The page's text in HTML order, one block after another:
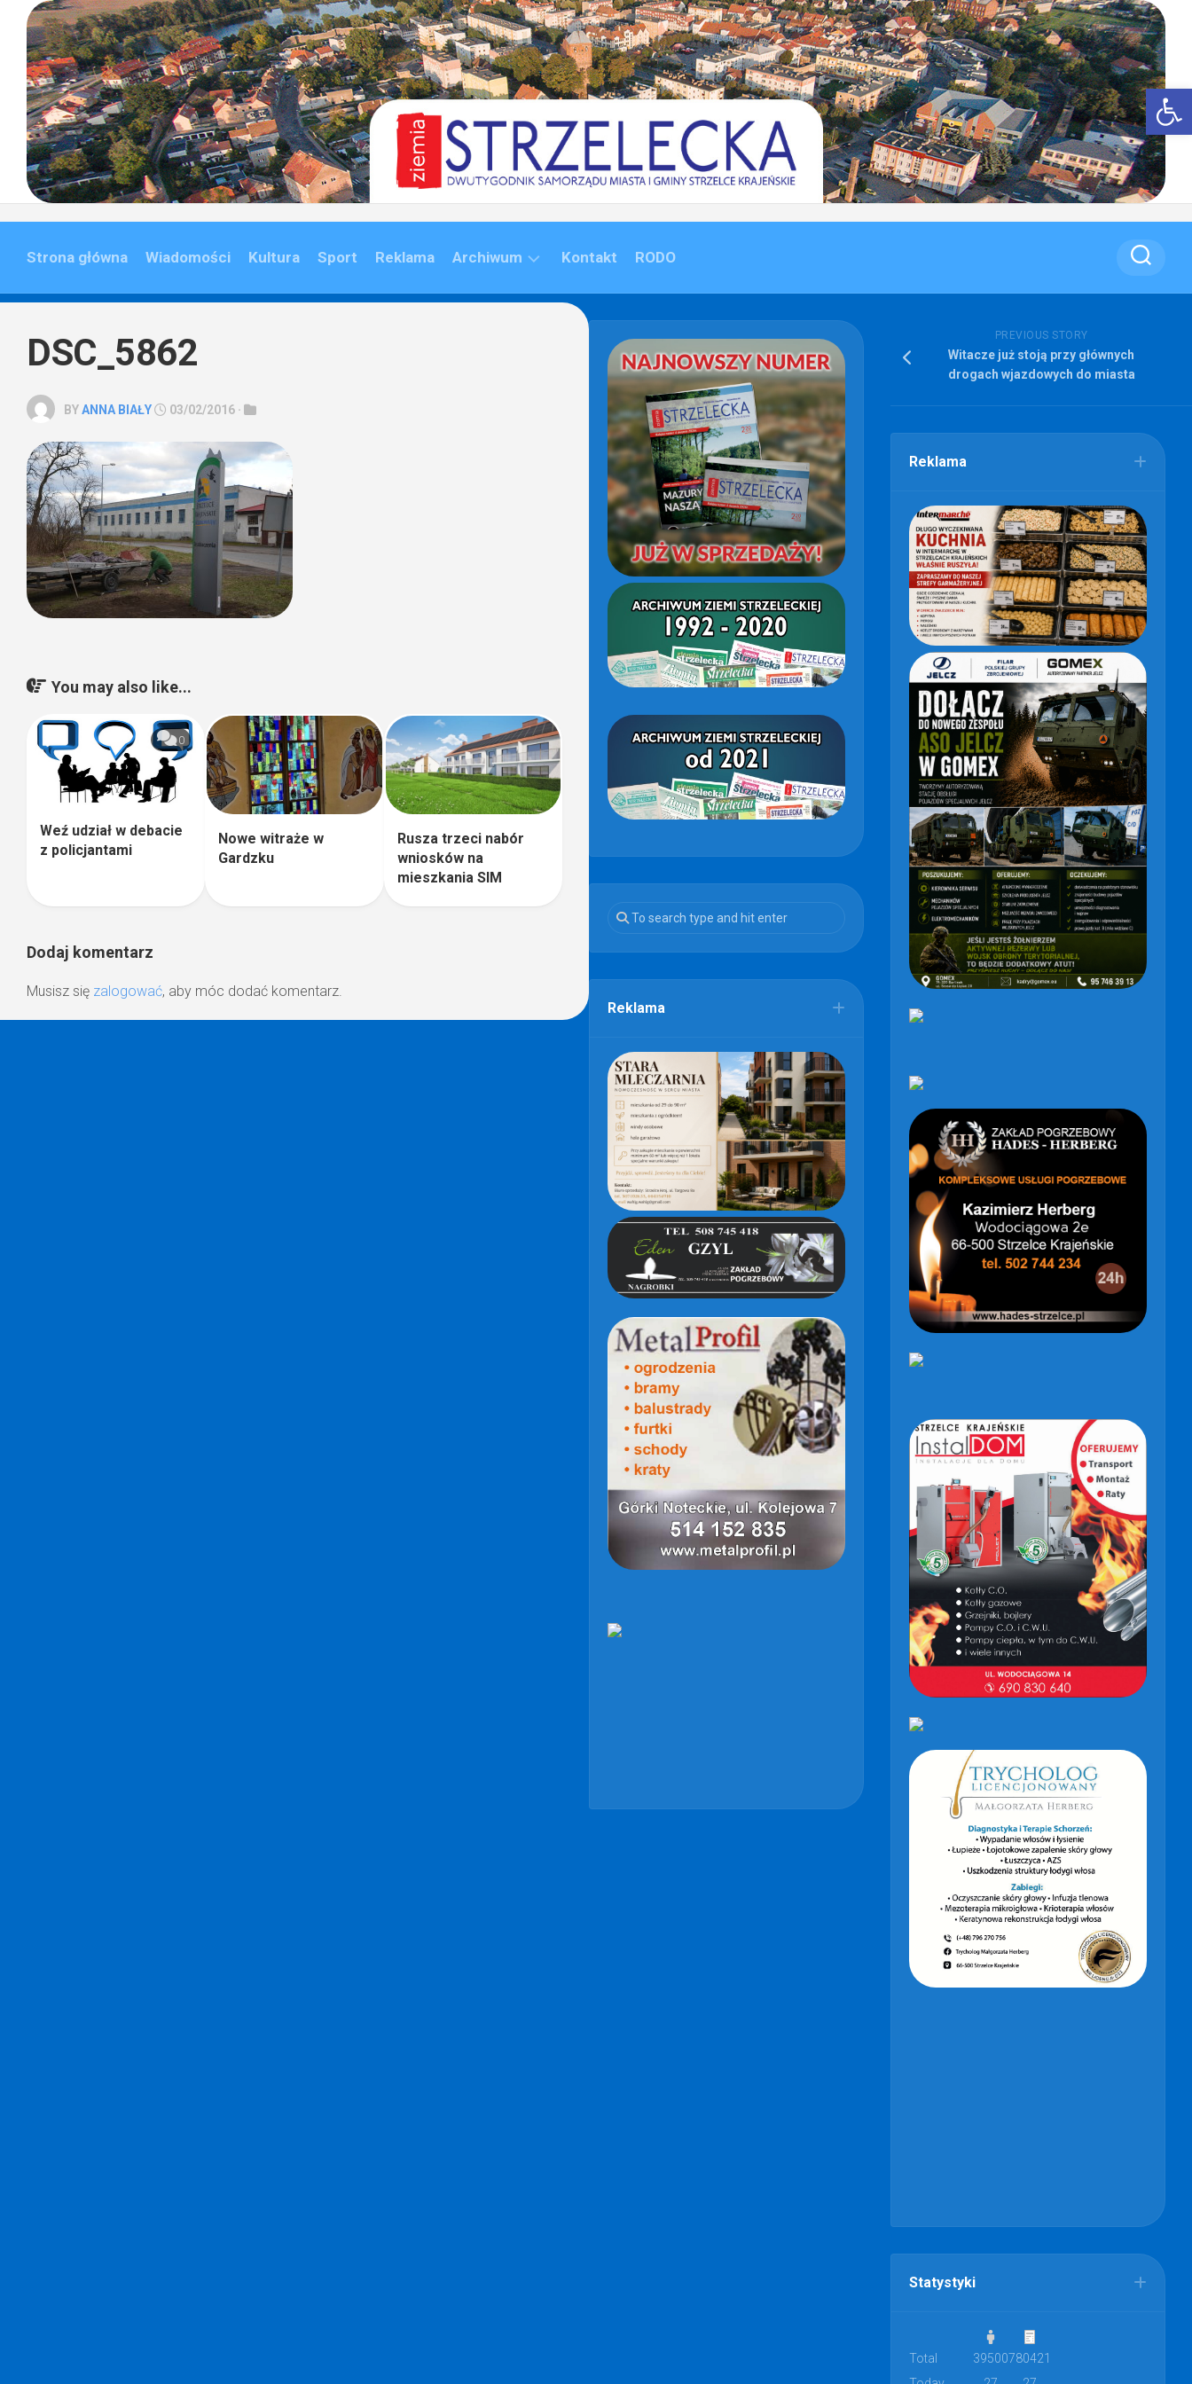
content
Strona główna Wiadomości Kultura Sport Reklama Archiwum Kontakt RODO
DSC_5862
BYANNA BIAŁY 03/02/2016 ·
You may also like...
0
Weź udział w debacie
z policjantami
Nowe witraże w
Gardzku
Rusza trzeci nabór
wniosków na
mieszkania SIM
Dodaj komentarz
Musisz się zalogować, aby móc dodać komentarz.
PREVIOUS STORY
Witacze już stoją przy głównych
drogach wjazdowych do miasta
Reklama
Statystyki
Total 39500780421
Reklama